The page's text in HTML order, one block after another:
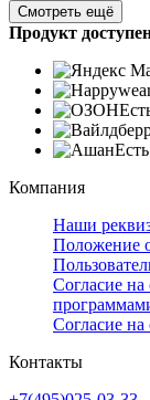
Смотреть ещё
Продукт
Компания
Наши
Положение
Согласие
Согласие
Контакты